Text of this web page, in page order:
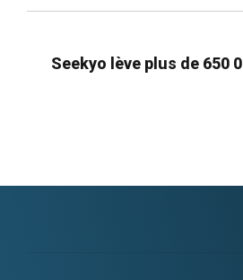
Seekyo lève plus de 650